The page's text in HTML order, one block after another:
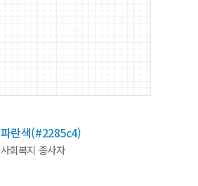
파란색(#2285c4)
사회복지 종사자